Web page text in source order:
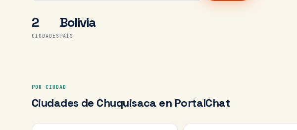
2
CIUDADES
Bolivia
PAÍS
POR CIUDAD
Ciudades de Chuquisaca en PortalChat